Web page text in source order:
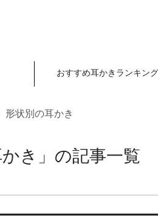
おすすめ耳かきランキング
形状別の耳かき
かき」の記事一覧